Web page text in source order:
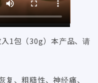
1包（30g）本产品、请
、粗糙性、神经痛、